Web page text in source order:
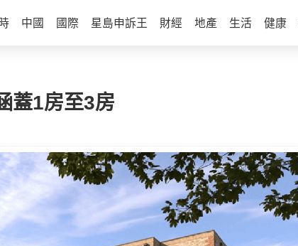
中國 國際 星島申訴王 財經 地產 生活 健康
蓋1房至3房